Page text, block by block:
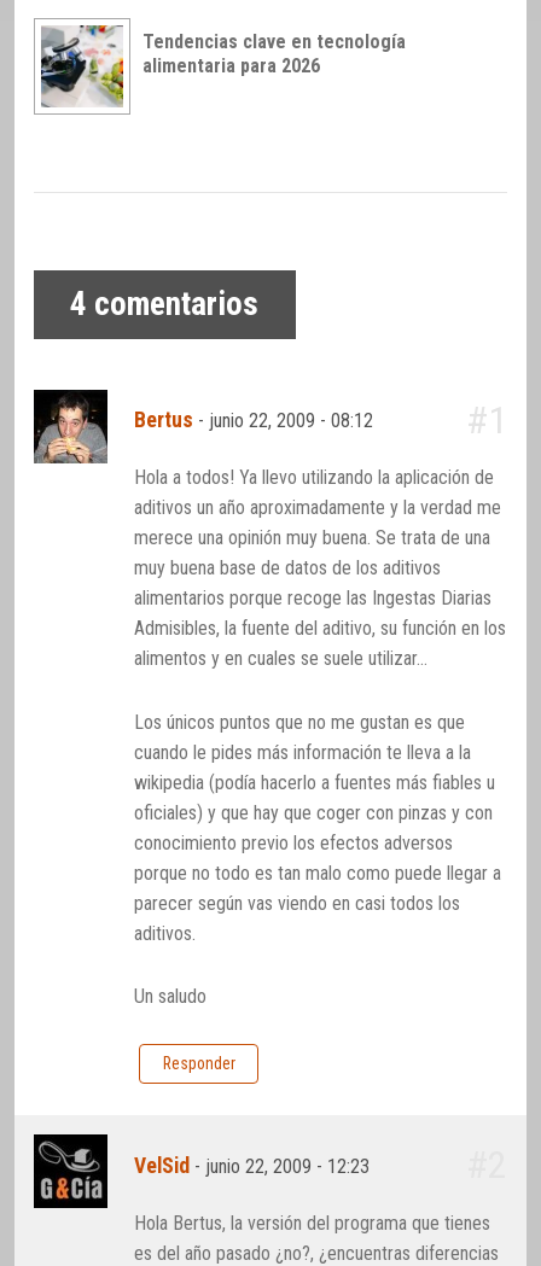
Tendencias clave en tecnología
alimentaria para 2026
4 comentarios
Bertus - junio 22, 2009 - 08:12 #1
Hola a todos! Ya llevo utilizando la aplicación de
aditivos un año aproximadamente y la verdad me
merece una opinión muy buena. Se trata de una
muy buena base de datos de los aditivos
alimentarios porque recoge las Ingestas Diarias
Admisibles, la fuente del aditivo, su función en los
alimentos y en cuales se suele utilizar…
Los únicos puntos que no me gustan es que
cuando le pides más información te lleva a la
wikipedia (podía hacerlo a fuentes más fiables u
oficiales) y que hay que coger con pinzas y con
conocimiento previo los efectos adversos
porque no todo es tan malo como puede llegar a
parecer según vas viendo en casi todos los
aditivos.
Un saludo
Responder
VelSid - junio 22, 2009 - 12:23
Hola Bertus, la versión del programa que tienes
es del año pasado ¿no?, ¿encuentras diferencias